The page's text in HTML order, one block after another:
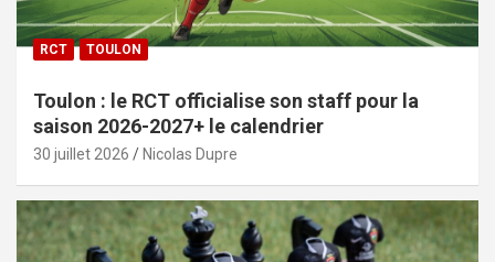
RCT TOULON
Toulon : le RCT officialise son staff pour la
saison 2026-2027+ le calendrier
30 juillet 2026 Nicolas Dupre